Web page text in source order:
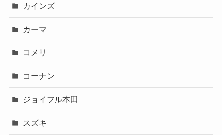
カインズ
カーマ
コメリ
コーナン
ジョイフル本田
スズキ